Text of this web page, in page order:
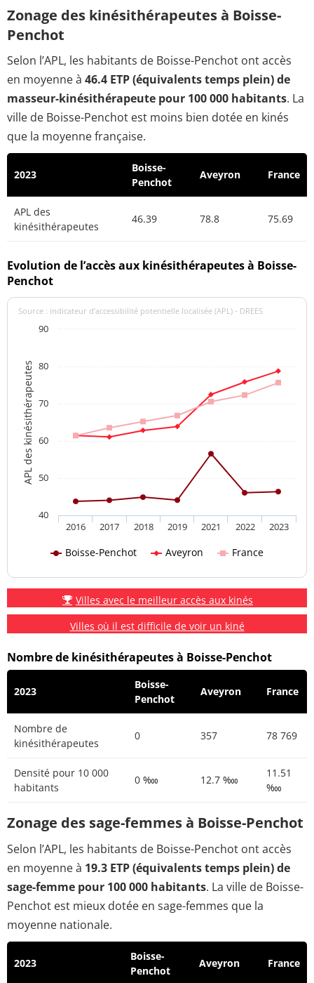
Zonage des kinésithérapeutes à Boisse-
Penchot
Selon l’APL, les habitants de Boisse-Penchot ont accès
en moyenne à 46.4 ETP (équivalents temps plein) de
masseur-kinésithérapeute pour 100 000 habitants. La
ville de Boisse-Penchot est moins bien dotée en kinés
que la moyenne française.
2023
Boisse-
Penchot
Aveyron France
APL des
kinésithérapeutes
46.39 78.8 75.69
Evolution de l’accès aux kinésithérapeutes à Boisse-
Penchot
APL des kinésithérapeutes
Source : indicateur d’accessibilité potentielle localisée (APL) - DREES
Boisse-Penchot Aveyron France
2016 2017 2018 2019 2021 2022 2023
40
50
60
70
80
90
Villes avec le meilleur accès aux kinés
Villes où il est difficile de voir un kiné
Nombre de kinésithérapeutes à Boisse-Penchot
2023
Boisse-
Penchot
Aveyron France
Nombre de
kinésithérapeutes
0 357 78 769
Densité pour 10 000
habitants
0 ‱ 12.7 ‱
11.51
‱
Zonage des sage-femmes à Boisse-Penchot
Selon l’APL, les habitants de Boisse-Penchot ont accès
en moyenne à 19.3 ETP (équivalents temps plein) de
sage-femme pour 100 000 habitants. La ville de Boisse-
Penchot est mieux dotée en sage-femmes que la
moyenne nationale.
2023
Boisse-
Penchot
Aveyron France